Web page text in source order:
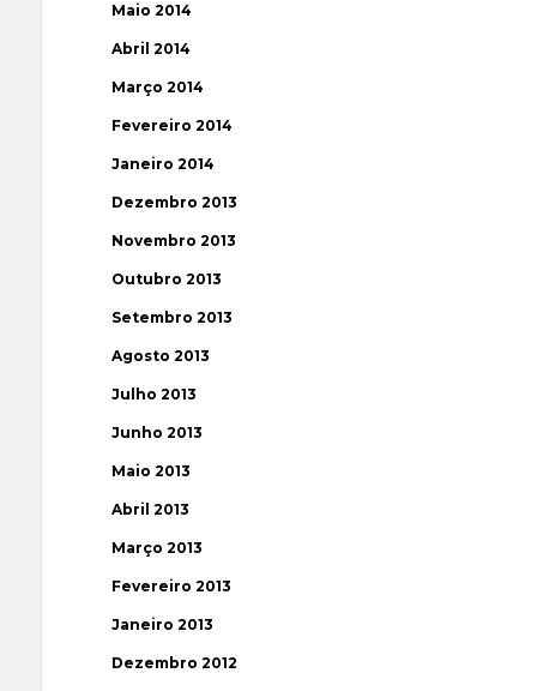
Maio 2014
Abril 2014
Março 2014
Fevereiro 2014
Janeiro 2014
Dezembro 2013
Novembro 2013
Outubro 2013
Setembro 2013
Agosto 2013
Julho 2013
Junho 2013
Maio 2013
Abril 2013
Março 2013
Fevereiro 2013
Janeiro 2013
Dezembro 2012